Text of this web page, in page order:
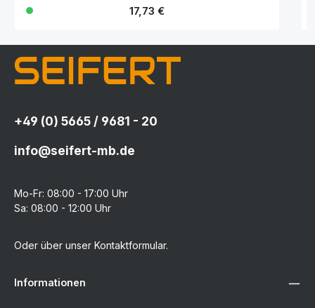
Regulärer Preis:
17,73 €
+49 (0) 5665 / 9681 - 20
info@seifert-mb.de
Mo-Fr: 08:00 - 17:00 Uhr
Sa: 08:00 - 12:00 Uhr
Oder über unser Kontaktformular.
Informationen